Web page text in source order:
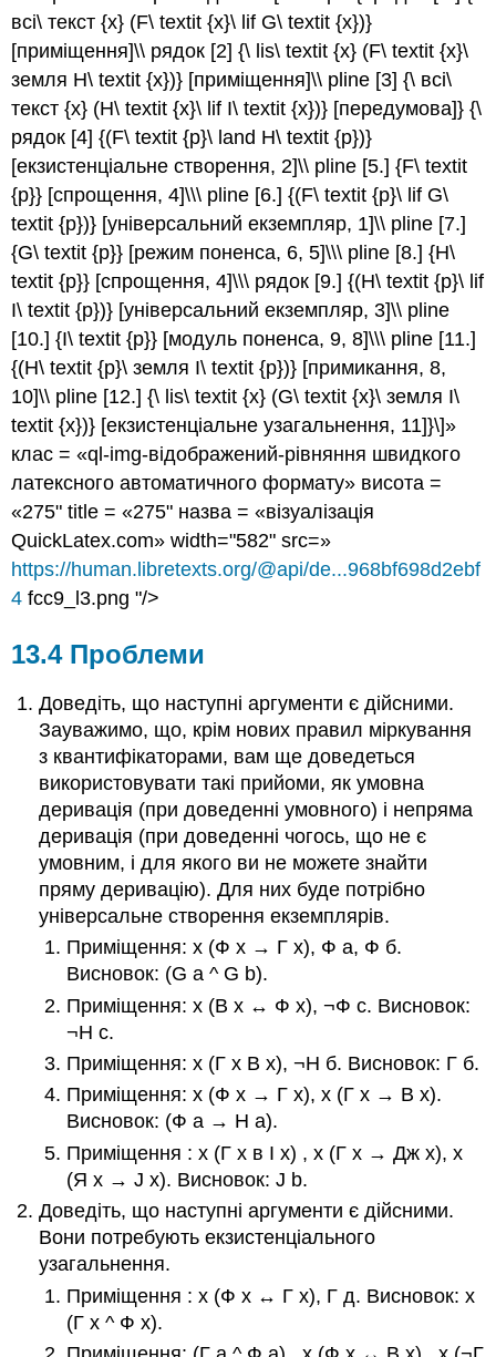
всі\ текст {x} (F\ textit {x}\ lif G\ textit {x})}
[приміщення]\\ рядок [2] {\ lis\ textit {x} (F\ textit {x}\
земля H\ textit {x})} [приміщення]\\ pline [3] {\ всі\
текст {x} (H\ textit {x}\ lif I\ textit {x})} [передумова]} {\
рядок [4] {(F\ textit {p}\ land H\ textit {p})}
[екзистенціальне створення, 2]\\ pline [5.] {F\ textit
{p}} [спрощення, 4]\\\ pline [6.] {(F\ textit {p}\ lif G\
textit {p})} [універсальний екземпляр, 1]\\ pline [7.]
{G\ textit {p}} [режим поненса, 6, 5]\\\ pline [8.] {H\
textit {p}} [спрощення, 4]\\\ рядок [9.] {(H\ textit {p}\ lif
I\ textit {p})} [універсальний екземпляр, 3]\\ pline
[10.] {I\ textit {p}} [модуль поненса, 9, 8]\\\ pline [11.]
{(H\ textit {p}\ земля I\ textit {p})} [примикання, 8,
10]\\ pline [12.] {\ lis\ textit {x} (G\ textit {x}\ земля I\
textit {x})} [екзистенціальне узагальнення, 11]}\]»
клас = «ql-img-відображений-рівняння швидкого
латексного автоматичного формату» висота =
«275" title = «275" назва = «візуалізація
QuickLatex.com» width="582" src=»
https://human.libretexts.org/@api/de...968bf698d2ebf
4 fcc9_l3.png "/>
13.4 Проблеми
Доведіть, що наступні аргументи є дійсними.
Зауважимо, що, крім нових правил міркування
з квантифікаторами, вам ще доведеться
використовувати такі прийоми, як умовна
деривація (при доведенні умовного) і непряма
деривація (при доведенні чогось, що не є
умовним, і для якого ви не можете знайти
пряму деривацію). Для них буде потрібно
універсальне створення екземплярів.
Приміщення: х (Ф х → Г х), Ф а, Ф б.
Висновок: (G a ^ G b).
Приміщення: х (В х ↔ Ф х), ¬Ф c. Висновок:
¬Н c.
Приміщення: х (Г х В х), ¬Н б. Висновок: Г б.
Приміщення: х (Ф х → Г х), х (Г х → В х).
Висновок: (Ф а → Н а).
Приміщення : х (Г хв I х) , х (Г х → Дж х), х
(Я х → J х). Висновок: J b.
Доведіть, що наступні аргументи є дійсними.
Вони потребують екзистенціального
узагальнення.
Приміщення : х (Ф х ↔ Г х), Г д. Висновок: х
(Г х ^ Ф х).